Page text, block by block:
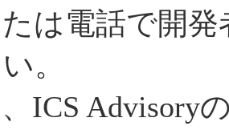
は電話で開
。
ICS Advisory